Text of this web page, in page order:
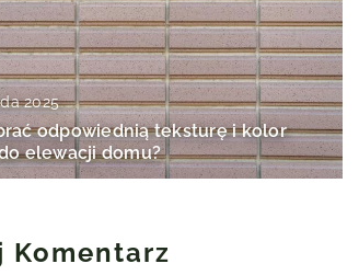
2025
odpowiednią teksturę i kolor
elewacji domu?
Komentarz